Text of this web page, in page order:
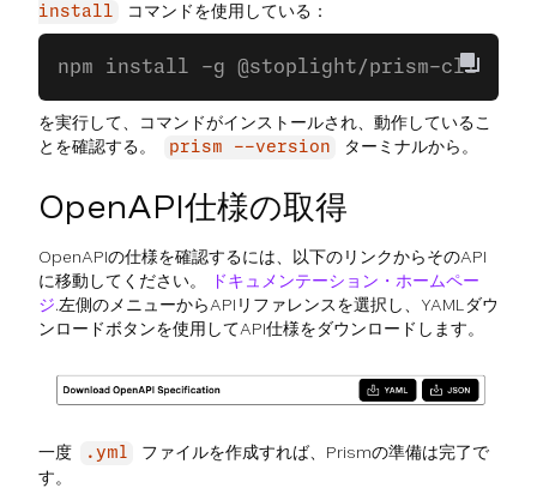
install
コマンドを使用している：
npm install -g @stoplight/prism-cli
を実行して、コマンドがインストールされ、動作しているこ
とを確認する。
prism --version ターミナルから。
OpenAPI仕様の取得
OpenAPIの仕様を確認するには、以下のリンクからそのAPI
に移動してください。
ドキュメンテーション・ホームペー
ジ.左側のメニューからAPIリファレンスを選択し、YAMLダウ
ンロードボタンを使用してAPI仕様をダウンロードします。
一度 .yml
ファイルを作成すれば、Prismの準備は完了で
す。